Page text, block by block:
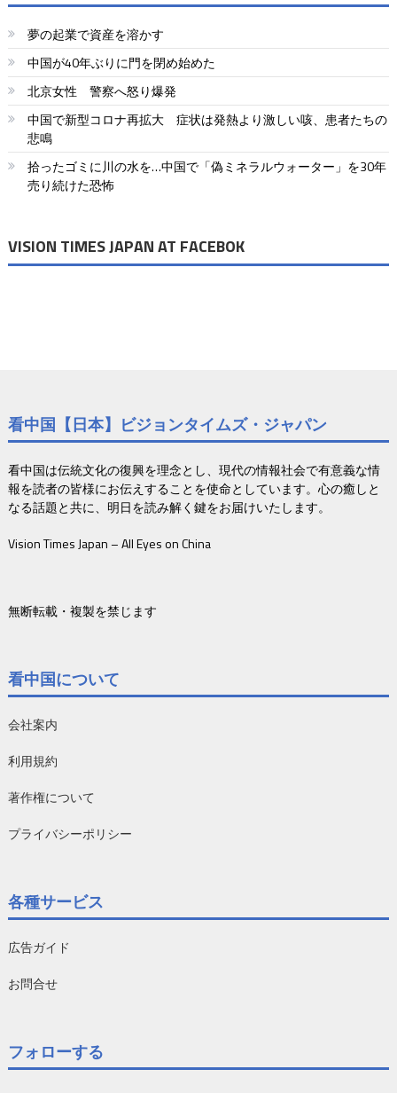
夢の起業で資産を溶かす
中国が40年ぶりに門を閉め始めた
北京女性 警察へ怒り爆発
中国で新型コロナ再拡大 症状は発熱より激しい咳、患者たちの
悲鳴
拾ったゴミに川の水を…中国で「偽ミネラルウォーター」を30年
売り続けた恐怖
VISION TIMES JAPAN AT FACEBOK
看中国【日本】ビジョンタイムズ・ジャパン
看中国は伝統文化の復興を理念とし、現代の情報社会で有意義な情
報を読者の皆様にお伝えすることを使命としています。心の癒しと
なる話題と共に、明日を読み解く鍵をお届けいたします。
Vision Times Japan – All Eyes on China
無断転載・複製を禁じます
看中国について
会社案内
利用規約
著作権について
プライバシーポリシー
各種サービス
広告ガイド
お問合せ
フォローする